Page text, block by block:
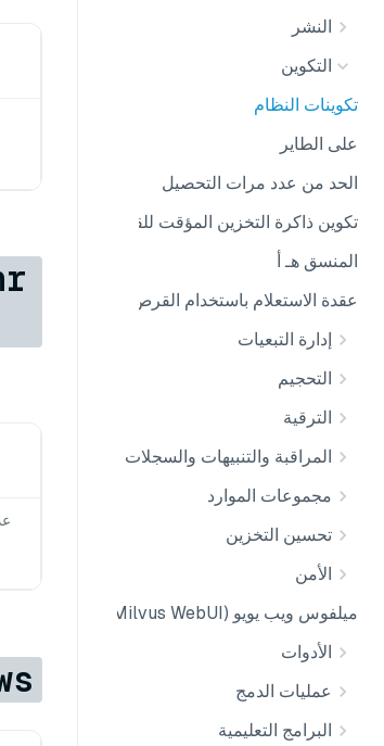
النشر
التكوين
تكوينات النظام
على الطاير
الحد من عدد مرات التحصيل
تكوين ذاكرة التخزين المؤقت للقطع المقطوعة
المنسق هـ أ
عقدة الاستعلام باستخدام القرص المحلي
إدارة التبعيات
التحجيم
الترقية
المراقبة والتنبيهات والسجلات
مجموعات الموارد
تحسين التخزين
الأمن
ميلفوس ويب يويو (Milvus WebUI)
الأدوات
عمليات الدمج
البرامج التعليمية